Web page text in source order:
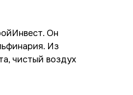
Он
Из
чистый воздух